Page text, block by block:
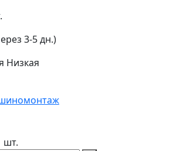
3-5 дн.)
Низкая
шт.